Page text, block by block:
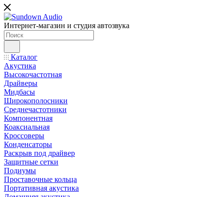
Интернет-магазин и студия автозвука
Каталог
Акустика
Высокочастотная
Драйверы
Мидбасы
Широкополосники
Среднечастотники
Компонентная
Коаксиальная
Кроссоверы
Конденсаторы
Раскрыв под драйвер
Защитные сетки
Подиумы
Проставочные кольца
Портативная акустика